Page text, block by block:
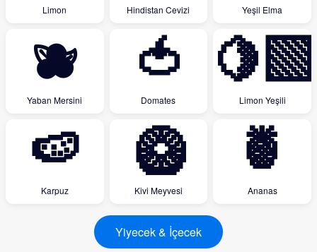
Limon Hindistan Cevizi Yeşil Elma
🫐
Yaban Mersini
🍅
Domates
🍋‍🟩
Limon Yeşili
🍉
Karpuz
🥝
Kivi Meyvesi
🍍
Ananas
Yiyecek & İçecek